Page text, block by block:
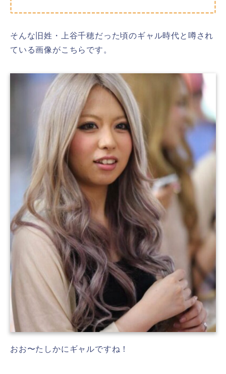
そんな旧姓・上谷千穂だった頃のギャル時代と噂され
ている画像がこちらです。
おお〜たしかにギャルですね！